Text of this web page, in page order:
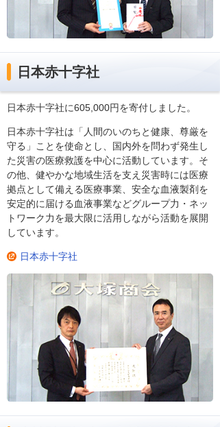
日本赤十字社
日本赤十字社に605,000円を寄付しました。
日本赤十字社は「人間のいのちと健康、尊厳を
守る」ことを使命とし、国内外を問わず発生し
た災害の医療救護を中心に活動しています。そ
の他、健やかな地域生活を支え災害時には医療
拠点として備える医療事業、安全な血液製剤を
安定的に届ける血液事業などグループ力・ネッ
トワーク力を最大限に活用しながら活動を展開
しています。
日本赤十字社